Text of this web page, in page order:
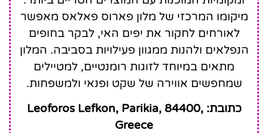
מיקומו המרכזי של מלון פארוס פאלאס מאפשר
לאורחים לחקור את יפים האי, לבקר בחופים
הנפלאים ולהנות ממגוון פעילויות בסביבה. המלון
מתאים במיוחד לזוגות רומנטיים, למטיילים
שמחפשים אווירה של שקט ופנאי ולמשפחות.
כתובת: Leoforos Lefkon, Parikia, 84400,
Greece